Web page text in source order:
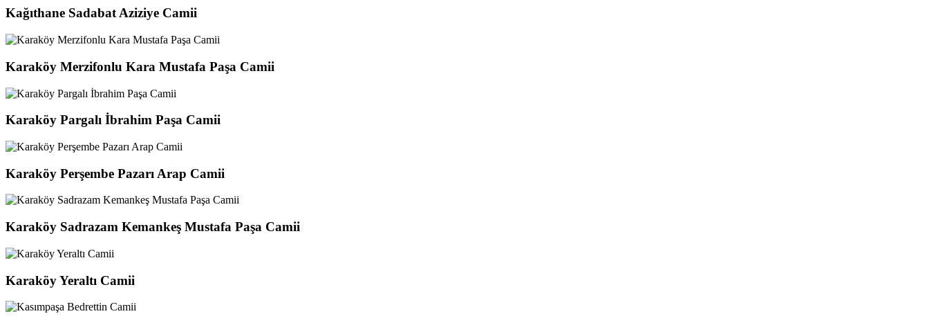
Kağıthane Sadabat Aziziye Camii
Karaköy Merzifonlu Kara Mustafa Paşa Camii
Karaköy Pargalı İbrahim Paşa Camii
Karaköy Perşembe Pazarı Arap Camii
Karaköy Sadrazam Kemankeş Mustafa Paşa Camii
Karaköy Yeraltı Camii